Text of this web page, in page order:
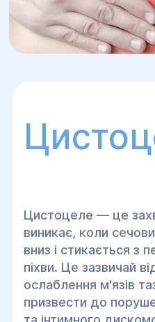
Цистоцеле — це
виникає, коли
вниз і стикається з
піхви. Це зазвичай
ослаблення м'язів
призвести до